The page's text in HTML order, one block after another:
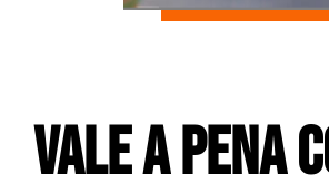
Vale a pena